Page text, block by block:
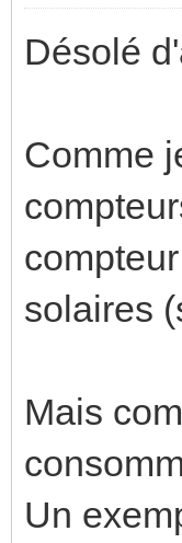
Désolé
Comme
solaires
Mais
Un